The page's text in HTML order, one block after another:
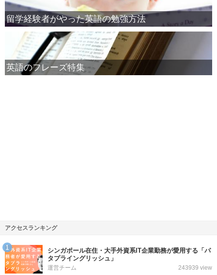
留学経験者がやった英語の勉強方法
英語のフレーズ特集
アクセスランキング
シンガポール在住・大手外資系IT企業勤務が愛用する「パ
タプライングリッシュ」
運営チーム 243939 view